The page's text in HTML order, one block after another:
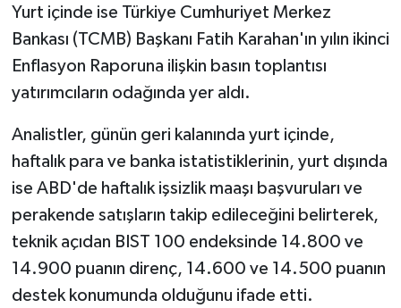
Yurt içinde ise Türkiye Cumhuriyet Merkez
Bankası (TCMB) Başkanı Fatih Karahan'ın yılın ikinci
Enflasyon Raporuna ilişkin basın toplantısı
yatırımcıların odağında yer aldı.
Analistler, günün geri kalanında yurt içinde,
haftalık para ve banka istatistiklerinin, yurt dışında
ise ABD'de haftalık işsizlik maaşı başvuruları ve
perakende satışların takip edileceğini belirterek,
teknik açıdan BIST 100 endeksinde 14.800 ve
14.900 puanın direnç, 14.600 ve 14.500 puanın
destek konumunda olduğunu ifade etti.